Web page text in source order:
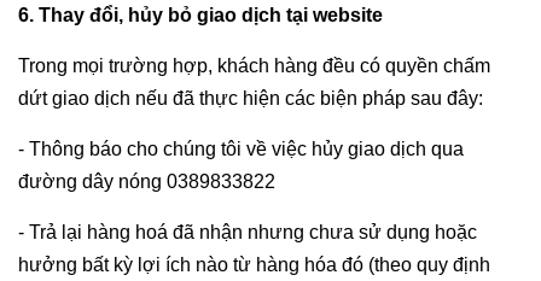
6. Thay đổi, hủy bỏ giao dịch tại website
Trong mọi trường hợp, khách hàng đều có quyền chấm
dứt giao dịch nếu đã thực hiện các biện pháp sau đây:
- Thông báo cho chúng tôi về việc hủy giao dịch qua
đường dây nóng 0389833822
- Trả lại hàng hoá đã nhận nhưng chưa sử dụng hoặc
hưởng bất kỳ lợi ích nào từ hàng hóa đó (theo quy định